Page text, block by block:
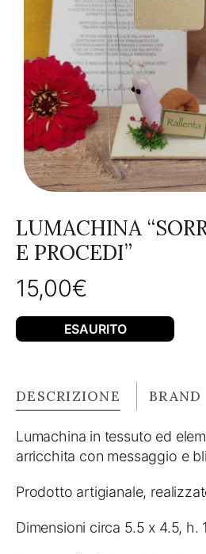
LUMACHINA
E PROCEDI”
15,00€
ESAURITO
DESCRIZIONE BRAND
Lumachina in tessuto ed
arricchita con messaggio e
Prodotto artigianale,
Dimensioni circa 5.5 x 4.5, h.